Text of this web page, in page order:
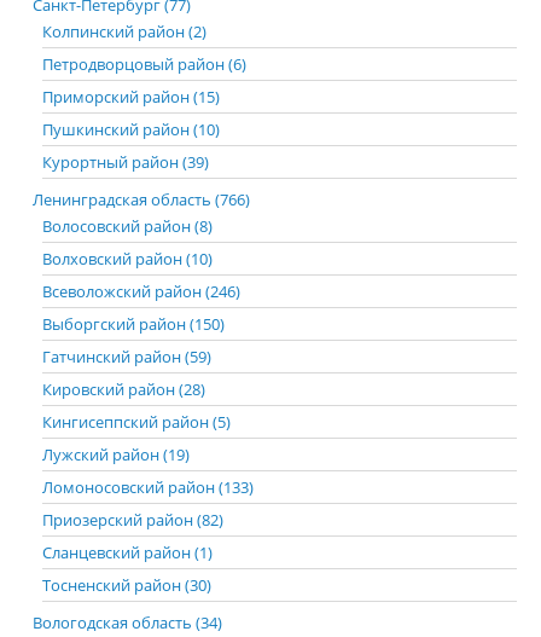
Санкт-Петербург (77)
Колпинский район (2)
Петродворцовый район (6)
Приморский район (15)
Пушкинский район (10)
Курортный район (39)
Ленинградская область (766)
Волосовский район (8)
Волховский район (10)
Всеволожский район (246)
Выборгский район (150)
Гатчинский район (59)
Кировский район (28)
Кингисеппский район (5)
Лужский район (19)
Ломоносовский район (133)
Приозерский район (82)
Сланцевский район (1)
Тосненский район (30)
Вологодская область (34)